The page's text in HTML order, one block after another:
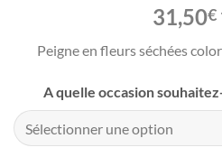
31,50€
Peigne en fleurs séchées
A quelle occasion